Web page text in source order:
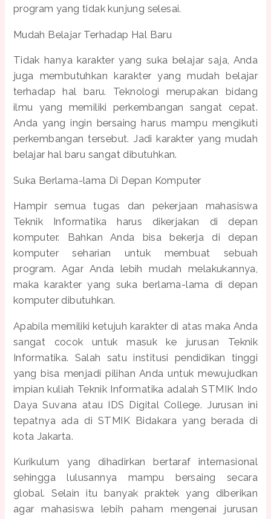
program yang tidak kunjung selesai.
Mudah Belajar Terhadap Hal Baru
Tidak hanya karakter yang suka belajar saja, Anda
juga membutuhkan karakter yang mudah belajar
terhadap hal baru. Teknologi merupakan bidang
ilmu yang memiliki perkembangan sangat cepat.
Anda yang ingin bersaing harus mampu mengikuti
perkembangan tersebut. Jadi karakter yang mudah
belajar hal baru sangat dibutuhkan.
Suka Berlama-lama Di Depan Komputer
Hampir semua tugas dan pekerjaan mahasiswa
Teknik Informatika harus dikerjakan di depan
komputer. Bahkan Anda bisa bekerja di depan
komputer seharian untuk membuat sebuah
program. Agar Anda lebih mudah melakukannya,
maka karakter yang suka berlama-lama di depan
komputer dibutuhkan.
Apabila memiliki ketujuh karakter di atas maka Anda
sangat cocok untuk masuk ke jurusan Teknik
Informatika. Salah satu institusi pendidikan tinggi
yang bisa menjadi pilihan Anda untuk mewujudkan
impian kuliah Teknik Informatika adalah STMIK Indo
Daya Suvana atau IDS Digital College. Jurusan ini
tepatnya ada di STMIK Bidakara yang berada di
kota Jakarta.
Kurikulum yang dihadirkan bertaraf internasional
sehingga lulusannya mampu bersaing secara
global. Selain itu banyak praktek yang diberikan
agar mahasiswa lebih paham mengenai jurusan